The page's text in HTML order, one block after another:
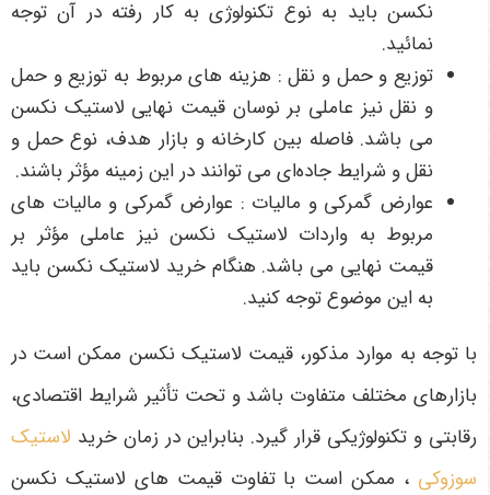
نکسن باید به نوع تکنولوژی به کار رفته در آن توجه
نمائید.
توزیع و حمل و نقل : هزینه ‌های مربوط به توزیع و حمل
و نقل نیز عاملی بر نوسان قیمت نهایی لاستیک نکسن
می باشد. فاصله بین کارخانه و بازار هدف، نوع حمل و
نقل و شرایط جاده‌ای می توانند در این زمینه مؤثر باشند.
عوارض گمرکی و مالیات : عوارض گمرکی و مالیات ‌های
مربوط به واردات لاستیک نکسن نیز عاملی مؤثر بر
قیمت نهایی می باشد. هنگام خرید لاستیک نکسن باید
به این موضوع توجه کنید.
با توجه به موارد مذکور، قیمت لاستیک نکسن ممکن است در
بازارهای مختلف متفاوت باشد و تحت تأثیر شرایط اقتصادی،
رقابتی و تکنولوژیکی قرار گیرد. بنابراین در زمان خرید لاستیک
سوزوکی ، ممکن است با تفاوت قیمت های لاستیک نکسن